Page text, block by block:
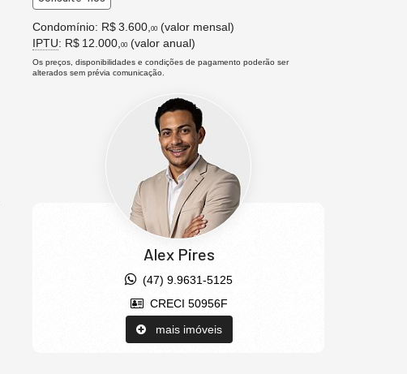
Condomínio: R$ 3.600, 00 (valor mensal)
IPTU: R$ 12.000, 00 (valor anual)
Os preços, disponibilidades e condições de pagamento poderão ser
alterados sem prévia comunicação.
Alex Pires
(47) 9.9631-5125
CRECI 50956F
mais imóveis